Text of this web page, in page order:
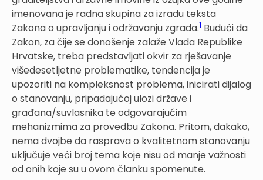
imenovana je radna skupina za izradu teksta
Zakona o upravljanju i održavanju zgrada.1 Budući da
Zakon, za čije se donošenje zalaže Vlada Republike
Hrvatske, treba predstavljati okvir za rješavanje
višedesetljetne problematike, tendencija je
upozoriti na kompleksnost problema, inicirati dijalog
o stanovanju, pripadajućoj ulozi države i
građana/suvlasnika te odgovarajućim
mehanizmima za provedbu Zakona. Pritom, dakako,
nema dvojbe da rasprava o kvalitetnom stanovanju
uključuje veći broj tema koje nisu od manje važnosti
od onih koje su u ovom članku spomenute.